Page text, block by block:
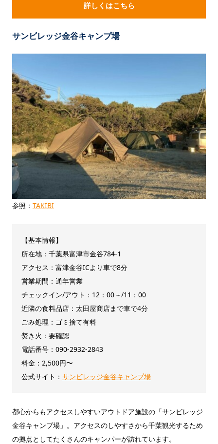
詳しくはこちら
サンビレッジ金谷キャンプ場
参照： TAKIBI
【基本情報】
所在地：千葉県富津市金谷784-1
アクセス：富津金谷ICより車で8分
営業期間：通年営業
チェックイン/アウト：12：00～/11：00
近隣の食料品店：太田屋商店まで車で4分
ごみ処理：ゴミ捨て有料
焚き火：要確認
電話番号：090-2932-2843
料金：2,500円〜
公式サイト： サンビレッジ金谷キャンプ場
都心からもアクセスしやすいアウトドア施設の「サンビレッジ
金谷キャンプ場」。アクセスのしやすさから千葉観光するため
の拠点としてたくさんのキャンパーが訪れています。